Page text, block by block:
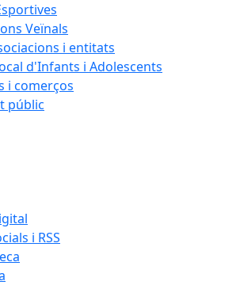
Veïnals
i entitats
d'Infants i Adolescents
i comerços
públic
i RSS